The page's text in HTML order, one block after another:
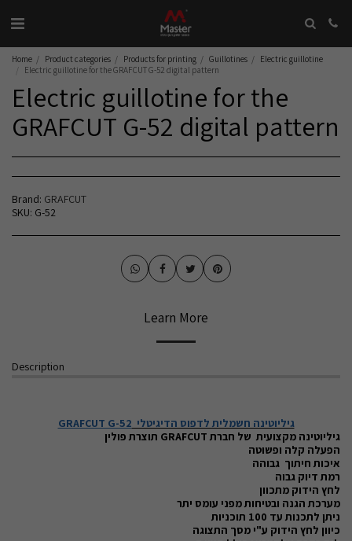
Home Product categories Products for printing Guillotines
Electric guillotine
Electric guillotine for the GRAFCUT G-52 digital pattern
Electric guillotine for the
GRAFCUT G-52 digital pattern
Brand: GRAFCUT
SKU: G-52
Learn More
Description
גיליוטינה חשמלית לדפוס הדיגיטלי GRAFCUT G-52
גיליוטינה מקצועית של חברת GRAFCUT תוצרת פולין
הפעלה קלה ופשוטה
איכות חיתוך גבוהה
רמת דיוק גבוה
לחץ הידוק מתכוון
מערכת הגנה ובטיחות מפני עומס יתר
ניתן לתכנות עד 100 תוכניות
כיוון לחץ הידוק ע"י מסך התצוגה